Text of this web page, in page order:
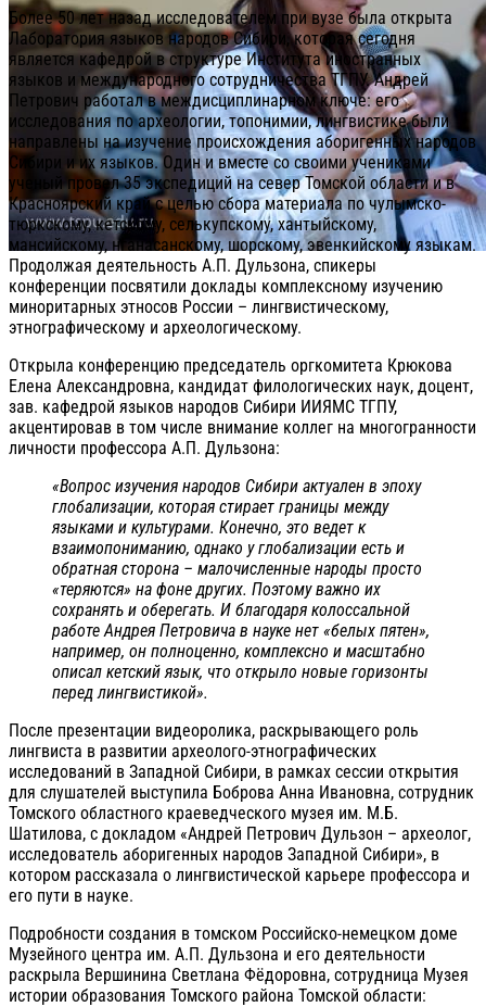
Более 50 лет назад исследователем при вузе была открыта
Лаборатория языков народов Сибири, которая сегодня
является кафедрой в структуре Института иностранных
языков и международного сотрудничества ТГПУ. Андрей
Петрович работал в междисциплинарном ключе: его
исследования по археологии, топонимии, лингвистике были
направлены на изучение происхождения аборигенных народов
Сибири и их языков. Один и вместе со своими учениками
ученый провел 35 экспедиций на север Томской области и в
Красноярский край с целью сбора материала по чулымско-
тюркскому, кетскому, селькупскому, хантыйскому,
мансийскому, нганасанскому, шорскому, эвенкийскому языкам.
Продолжая деятельность А.П. Дульзона, спикеры
конференции посвятили доклады комплексному изучению
миноритарных этносов России – лингвистическому,
этнографическому и археологическому.
Открыла конференцию председатель оргкомитета Крюкова
Елена Александровна, кандидат филологических наук, доцент,
зав. кафедрой языков народов Сибири ИИЯМС ТГПУ,
акцентировав в том числе внимание коллег на многогранности
личности профессора А.П. Дульзона:
«Вопрос изучения народов Сибири актуален в эпоху
глобализации, которая стирает границы между
языками и культурами. Конечно, это ведет к
взаимопониманию, однако у глобализации есть и
обратная сторона – малочисленные народы просто
«теряются» на фоне других. Поэтому важно их
сохранять и оберегать. И благодаря колоссальной
работе Андрея Петровича в науке нет «белых пятен»,
например, он полноценно, комплексно и масштабно
описал кетский язык, что открыло новые горизонты
перед лингвистикой».
После презентации видеоролика, раскрывающего роль
лингвиста в развитии археолого-этнографических
исследований в Западной Сибири, в рамках сессии открытия
для слушателей выступила Боброва Анна Ивановна, сотрудник
Томского областного краеведческого музея им. М.Б.
Шатилова, с докладом «Андрей Петрович Дульзон – археолог,
исследователь аборигенных народов Западной Сибири», в
котором рассказала о лингвистической карьере профессора и
его пути в науке.
Подробности создания в томском Российско-немецком доме
Музейного центра им. А.П. Дульзона и его деятельности
раскрыла Вершинина Светлана Фёдоровна, сотрудница Музея
истории образования Томского района Томской области: